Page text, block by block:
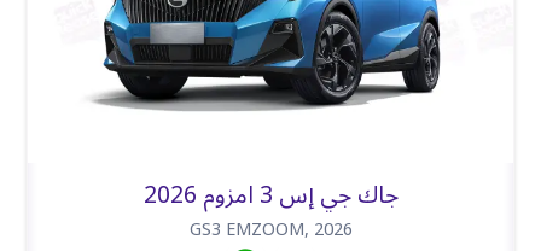
جاك جي إس 3 امزوم 2026
GS3 EMZOOM,2026